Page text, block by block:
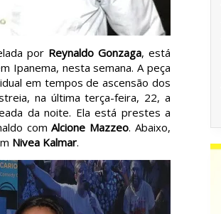
por Reynaldo Gonzaga, está
Ipanema, nesta semana. A peça
em tempos de ascensão dos
na última terça-feira, 22, a
da noite. Ela está prestes a
comAlcione Mazzeo. Abaixo,
Nivea Kalmar.